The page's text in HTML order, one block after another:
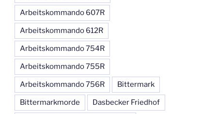
Arbeitskommando 607R
Arbeitskommando 612R
Arbeitskommando 754R
Arbeitskommando 755R
Arbeitskommando 756R Bittermark
Bittermarkmorde Dasbecker Friedhof